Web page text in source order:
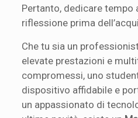
Pertanto, dedicare tempo
riflessione prima
Che tu sia un
elevate prestazioni e
compromessi, uno
dispositivo affidabile e
un appassionato di